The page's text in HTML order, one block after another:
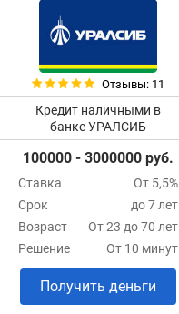
Отзывы: 11
Кредит наличными в
банке УРАЛСИБ
100000 - 3000000 руб.
Ставка
От 5,5%
Срок
до 7 лет
Возраст
От 23 до 70 лет
Решение
От 10 минут
Получить деньги